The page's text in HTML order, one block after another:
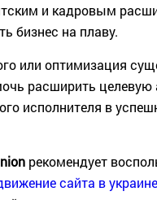
и кадровым
бизнес на плаву.
или оптимизация
расширить целевую
исполнителя в
рекомендует
сайта в украине